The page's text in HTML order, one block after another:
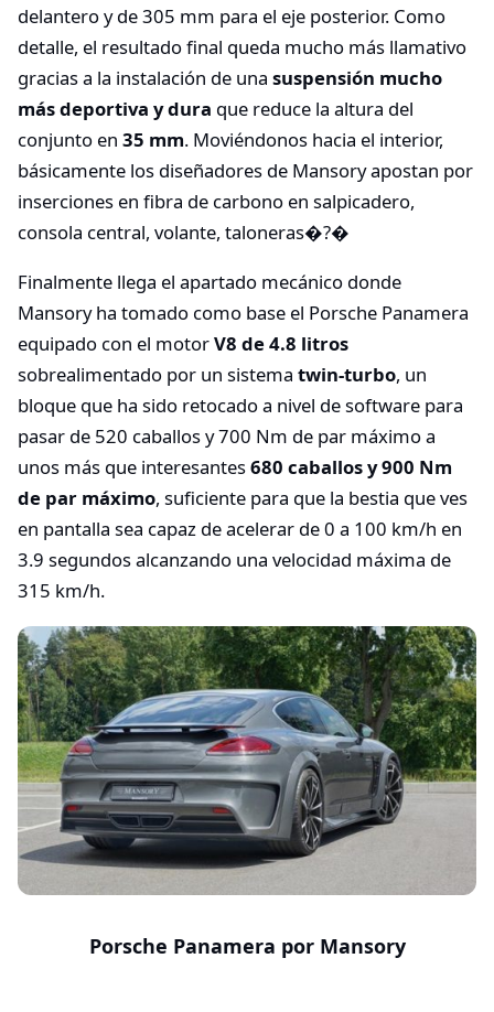
delantero y de 305 mm para el eje posterior. Como
detalle, el resultado final queda mucho más llamativo
gracias a la instalación de una suspensión mucho
más deportiva y dura que reduce la altura del
conjunto en 35 mm. Moviéndonos hacia el interior,
básicamente los diseñadores de Mansory apostan por
inserciones en fibra de carbono en salpicadero,
consola central, volante, taloneras�?�
Finalmente llega el apartado mecánico donde
Mansory ha tomado como base el Porsche Panamera
equipado con el motorV8 de 4.8 litros
sobrealimentado por un sistema twin-turbo, un
bloque que ha sido retocado a nivel de software para
pasar de 520 caballos y 700 Nm de par máximo a
unos más que interesantes680 caballos y 900 Nm
de par máximo, suficiente para que la bestia que ves
en pantalla sea capaz de acelerar de 0 a 100 km/h en
3.9 segundos alcanzando una velocidad máxima de
315 km/h.
Porsche Panamera por Mansory